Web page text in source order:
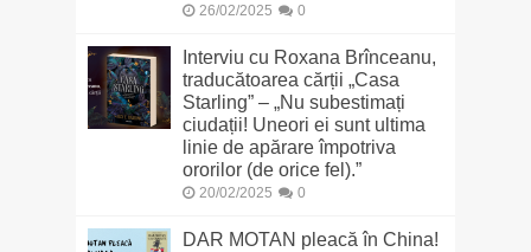
26/02/2025 0
Interviu cu Roxana Brînceanu,
traducătoarea cărții „Casa
Starling” – „Nu subestimați
ciudații! Uneori ei sunt ultima
linie de apărare împotriva
ororilor (de orice fel).”
20/02/2025 0
DAR MOTAN pleacă în China!